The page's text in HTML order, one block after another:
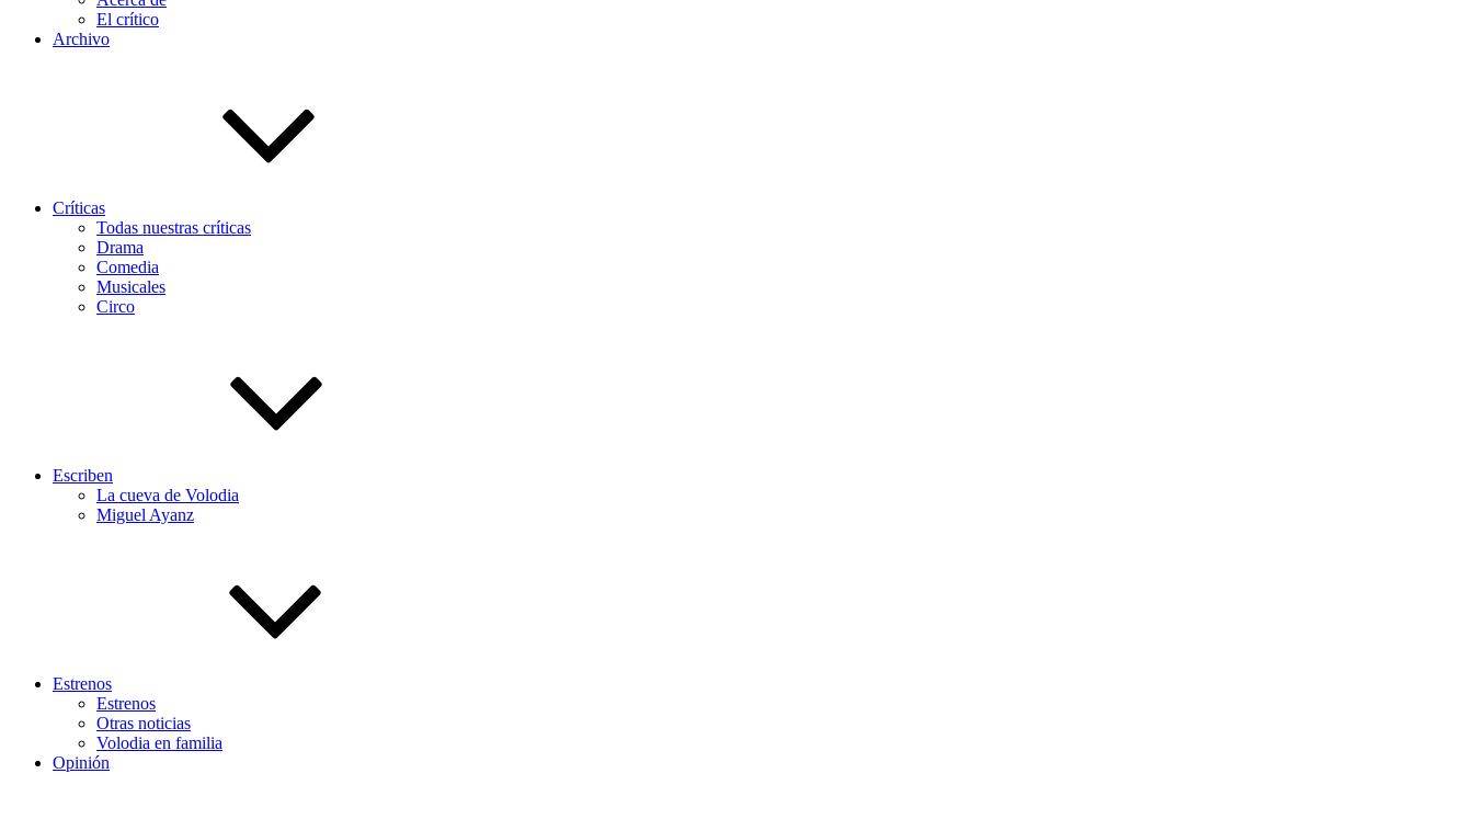
El crítico
Archivo
Críticas
Todas nuestras críticas
Drama
Comedia
Musicales
Circo
Escriben
La cueva de Volodia
Miguel Ayanz
Estrenos
Estrenos
Otras noticias
Volodia en familia
Opinión